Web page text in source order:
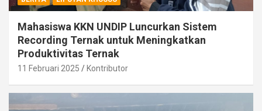
Mahasiswa KKN UNDIP Luncurkan Sistem
Recording Ternak untuk Meningkatkan
Produktivitas Ternak
11 Februari 2025 Kontributor